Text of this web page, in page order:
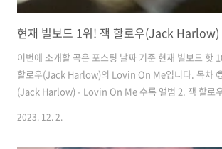
이번에 소개할 곡은 포스팅 날짜 기준 현재 빌보드 핫
할로우(Jack Harlow)의 Lovin On Me입니다. 목차
(Jack Harlow) - Lovin On Me 수록 앨범 2. 잭 할로
2023. 12. 2.